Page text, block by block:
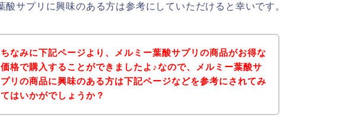
酸サプリに興味のある方は参考にしていただけると幸いです。
ちなみに下記ページより、メルミー葉酸サプリの商品がお得な
価格で購入することができましたよ♪なので、メルミー葉酸サ
プリの商品に興味のある方は下記ページなどを参考にされてみ
てはいかがでしょうか？